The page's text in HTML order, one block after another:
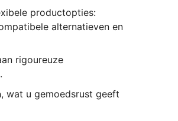
productopties:
alternatieven en
rigoureuze
, wat u gemoedsrust geeft